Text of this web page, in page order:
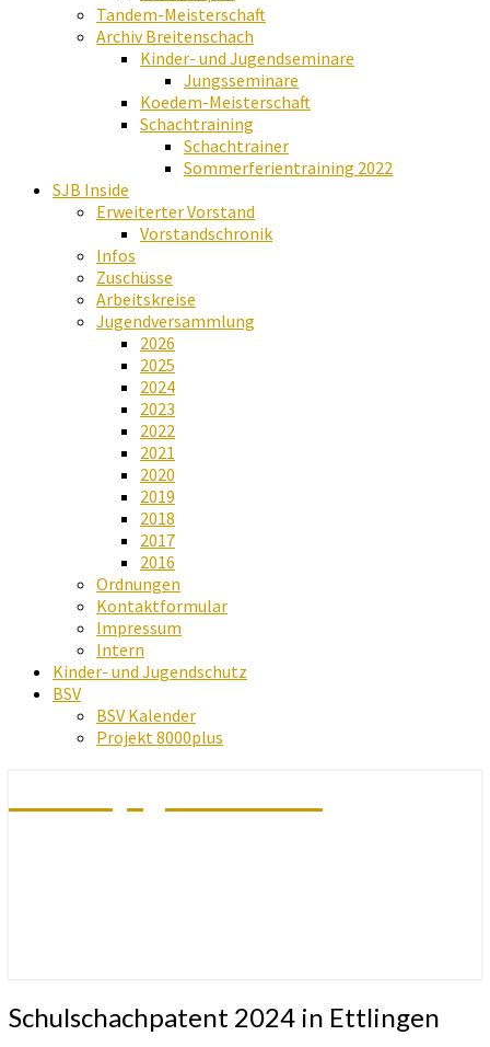
Tandem-Meisterschaft
Archiv Breitenschach
Kinder- und Jugendseminare
Jungsseminare
Koedem-Meisterschaft
Schachtraining
Schachtrainer
Sommerferientraining 2022
SJB Inside
Erweiterter Vorstand
Vorstandschronik
Infos
Zuschüsse
Arbeitskreise
Jugendversammlung
2026
2025
2024
2023
2022
2021
2020
2019
2018
2017
2016
Ordnungen
Kontaktformular
Impressum
Intern
Kinder- und Jugendschutz
BSV
BSV Kalender
Projekt 8000plus
Schulschachpatent
2024
Schulschachpatent 2024 in Ettlingen